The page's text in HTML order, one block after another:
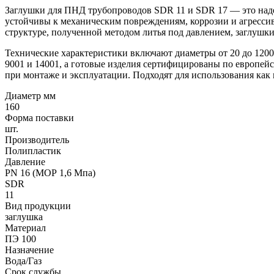
Заглушки для ПНД трубопроводов SDR 11 и SDR 17 — это
устойчивы к механическим повреждениям, коррозии и
структуре, полученной методом литья под давлением,
Технические характеристики включают диаметры от 20 до
9001 и 14001, а готовые изделия сертифицированы по
при монтаже и эксплуатации. Подходят для использования
Диаметр мм
160
Форма поставки
шт.
Производитель
Полипластик
Давление
PN 16 (МОР 1,6 Мпа)
SDR
11
Вид продукции
заглушка
Материал
ПЭ 100
Назначение
Вода/Газ
Срок службы